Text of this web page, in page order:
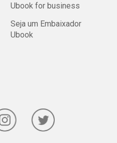
Ubook for business
Seja um Embaixador
Ubook